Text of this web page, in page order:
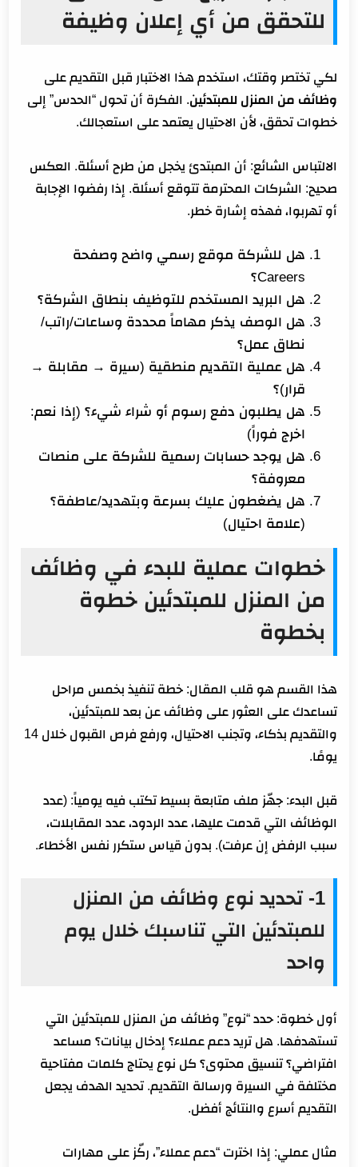
للتحقق من أي إعلان وظيفة
لكي تختصر وقتك، استخدم هذا الاختبار قبل التقديم على
وظائف من المنزل للمبتدئين. الفكرة أن تحول “الحدس” إلى
خطوات تحقق، لأن الاحتيال يعتمد على استعجالك.
الالتباس الشائع: أن المبتدئ يخجل من طرح أسئلة. العكس
صحيح: الشركات المحترمة تتوقع أسئلة. إذا رفضوا الإجابة
أو تهربوا، فهذه إشارة خطر.
هل للشركة موقع رسمي واضح وصفحة
Careers؟
هل البريد المستخدم للتوظيف بنطاق الشركة؟
هل الوصف يذكر مهاماً محددة وساعات/راتب/
نطاق عمل؟
هل عملية التقديم منطقية (سيرة → مقابلة →
قرار)؟
هل يطلبون دفع رسوم أو شراء شيء؟ (إذا نعم:
اخرج فوراً)
هل يوجد حسابات رسمية للشركة على منصات
معروفة؟
هل يضغطون عليك بسرعة وبتهديد/عاطفة؟
(علامة احتيال)
خطوات عملية للبدء في وظائف
من المنزل للمبتدئين خطوة
بخطوة
هذا القسم هو قلب المقال: خطة تنفيذ بخمس مراحل
تساعدك على العثور على وظائف عن بعد للمبتدئين،
والتقديم بذكاء، وتجنب الاحتيال، ورفع فرص القبول خلال 14
يومًا.
قبل البدء: جهّز ملف متابعة بسيط تكتب فيه يومياً: (عدد
الوظائف التي قدمت عليها، عدد الردود، عدد المقابلات،
سبب الرفض إن عرفت). بدون قياس ستكرر نفس الأخطاء.
1- تحديد نوع وظائف من المنزل
للمبتدئين التي تناسبك خلال يوم
واحد
أول خطوة: حدد “نوع” وظائف من المنزل للمبتدئين التي
تستهدفها. هل تريد دعم عملاء؟ إدخال بيانات؟ مساعد
افتراضي؟ تنسيق محتوى؟ كل نوع يحتاج كلمات مفتاحية
مختلفة في السيرة ورسالة التقديم. تحديد الهدف يجعل
التقديم أسرع والنتائج أفضل.
مثال عملي: إذا اخترت “دعم عملاء”، ركّز على مهارات